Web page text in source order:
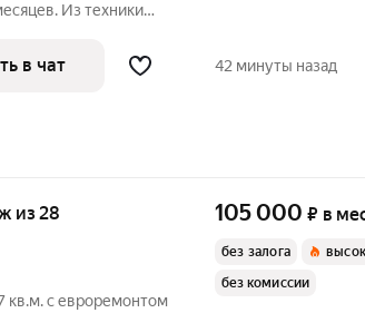
Из техники
в чат 42 минуты назад
из 28
кв.м. с евроремонтом
105 000 ₽ в
без залога
без комиссии